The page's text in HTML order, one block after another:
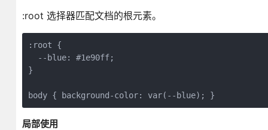
:root 选择器匹配文档的根元素。
:root {
  --blue: #1e90ff;
}
body { background-color: var(--blue); }
局部使用